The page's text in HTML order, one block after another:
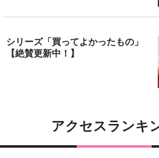
シリーズ「買ってよかったもの」
【絶賛更新中！】
アクセスランキ